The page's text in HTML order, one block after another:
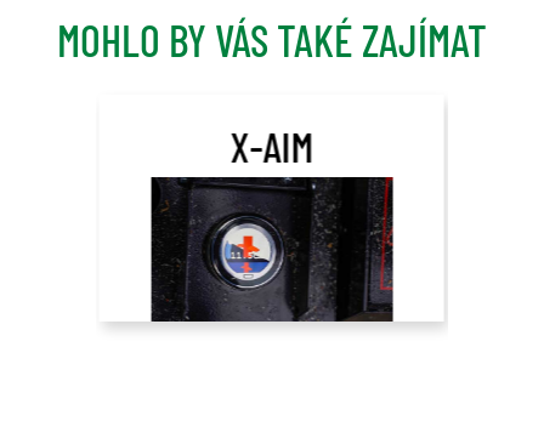
MOHLO BY VÁS TAKÉ ZAJÍMAT
X-AIM